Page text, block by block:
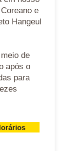
e
Hangeul
de
após o
para